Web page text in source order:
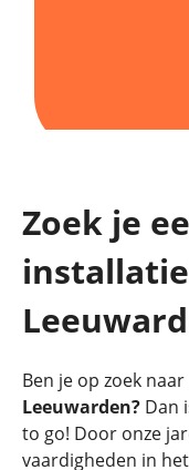
Zoek je
Ben je op zoek naar
Leeuwarden? Dan
to go! Door onze
vaardigheden in